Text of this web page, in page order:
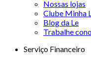
Nossas lojas
Clube Minha
Blog da Le
Trabalhe
Serviço Financeiro